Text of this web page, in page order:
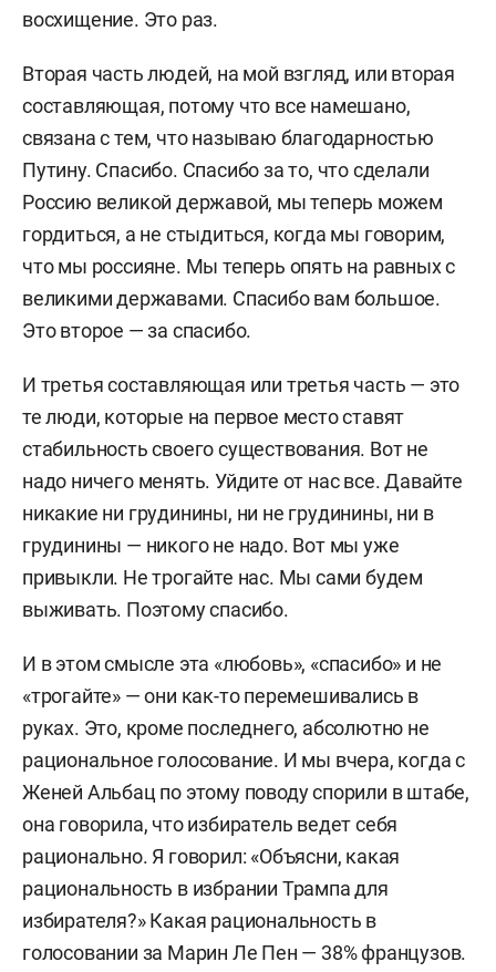
восхищение. Это раз.
Вторая часть людей, на мой взгляд, или вторая
составляющая, потому что все намешано,
связана с тем, что называю благодарностью
Путину. Спасибо. Спасибо за то, что сделали
Россию великой державой, мы теперь можем
гордиться, а не стыдиться, когда мы говорим,
что мы россияне. Мы теперь опять на равных с
великими державами. Спасибо вам большое.
Это второе — за спасибо.
И третья составляющая или третья часть — это
те люди, которые на первое место ставят
стабильность своего существования. Вот не
надо ничего менять. Уйдите от нас все. Давайте
никакие ни грудинины, ни не грудинины, ни в
грудинины — никого не надо. Вот мы уже
привыкли. Не трогайте нас. Мы сами будем
выживать. Поэтому спасибо.
И в этом смысле эта «любовь», «спасибо» и не
«трогайте» — они как-то перемешивались в
руках. Это, кроме последнего, абсолютно не
рациональное голосование. И мы вчера, когда с
Женей Альбац по этому поводу спорили в штабе,
она говорила, что избиратель ведет себя
рационально. Я говорил: «Объясни, какая
рациональность в избрании Трампа для
избирателя?» Какая рациональность в
голосовании за Марин Ле Пен — 38% французов.